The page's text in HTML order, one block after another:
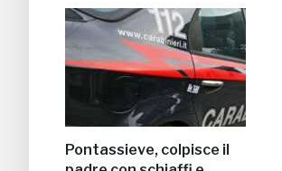
Pontassieve, colpisce il